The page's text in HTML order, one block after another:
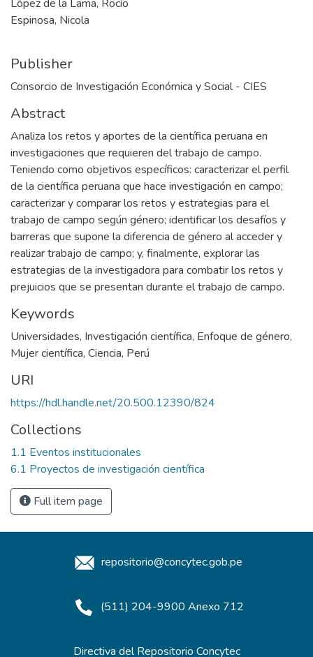
López de la Lama, Rocío
Espinosa, Nicola
Publisher
Consorcio de Investigación Económica y Social - CIES
Abstract
Analiza los retos y aportes de la científica peruana en
investigaciones que requieren del trabajo de campo.
Teniendo como objetivos específicos: caracterizar el perfil
de la científica peruana que hace investigación en campo;
caracterizar y comparar los retos y estrategias para el
trabajo de campo según género; identificar los desafíos y
barreras que supone la diferencia de género al acceder y
realizar trabajo de campo; y, finalmente, explorar las
estrategias de la investigadora para combatir los retos y
prejuicios que se presentan durante el trabajo de campo.
Keywords
Universidades, Investigación científica, Enfoque de género,
Mujer científica, Ciencia, Perú
URI
https://hdl.handle.net/20.500.12390/824
Collections
1.1 Eventos institucionales
6.1 Proyectos de investigación científica
Full item page
repositorio@concytec.gob.pe
(511) 204-9900 Anexo 712
Directiva del Repositorio Concytec